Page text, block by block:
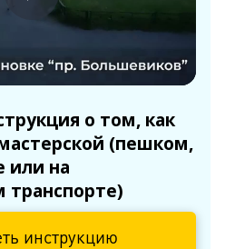
о том, как
(пешком,
или на
инструкцию